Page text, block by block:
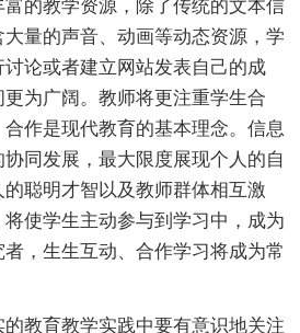
的教学资源，除了传统的文本信
量的声音、动画等动态资源，学
论或者建立网站发表自己的成
为广阔。教师将更注重学生合
作是现代教育的基本理念。信息
同发展，最大限度展现个人的自
聪明才智以及教师群体相互激
使学生主动参与到学习中，成为
，生生互动、合作学习将成为常
教育教学实践中要有意识地关注